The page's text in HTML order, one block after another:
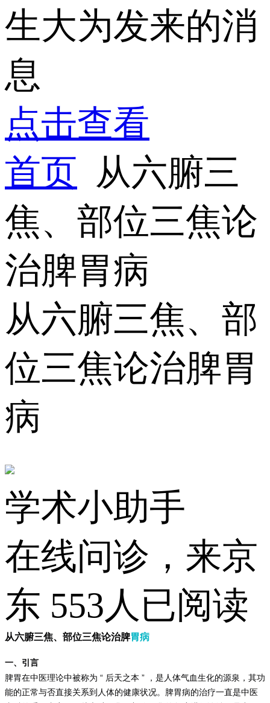
生大为发来的消
息
点击查看
首页 从六腑三
焦、部位三焦论
治脾胃病
从六腑三焦、部
位三焦论治脾胃
病
学术小助手
在线问诊，来京
东 553人已阅读
从六腑三焦、部位三焦论治脾胃病
一、引言
脾胃在中医理论中被称为 “ 后天之本 ”
，是人体气血生化的源泉，其功
能的正常与否直接关系到人体的健康状况。脾胃病的治疗一直是中医